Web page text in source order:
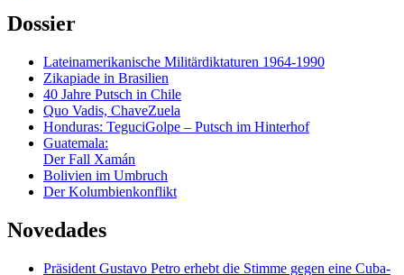
Dossier
Lateinamerikanische Militärdiktaturen 1964-1990
Zikapiade in Brasilien
40 Jahre Putsch in Chile
Quo Vadis, ChaveZuela
Honduras: TeguciGolpe – Putsch im Hinterhof
Guatemala:
Der Fall Xamán
Bolivien im Umbruch
Der Kolumbienkonflikt
Novedades
Präsident Gustavo Petro erhebt die Stimme gegen eine Cuba-